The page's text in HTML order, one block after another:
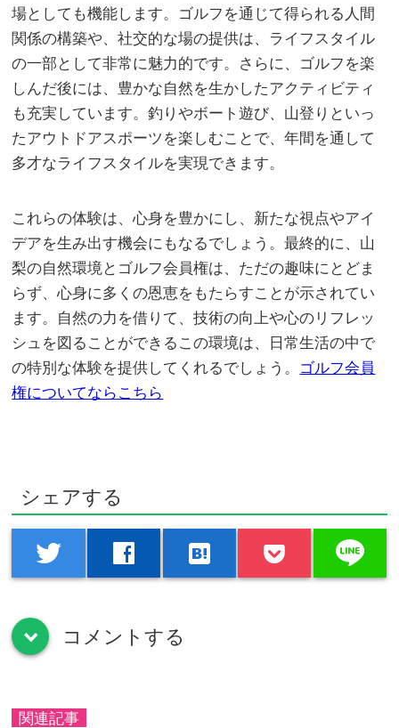
場としても機能します。ゴルフを通じて得られる人間
関係の構築や、社交的な場の提供は、ライフスタイル
の一部として非常に魅力的です。さらに、ゴルフを楽
しんだ後には、豊かな自然を生かしたアクティビティ
も充実しています。釣りやボート遊び、山登りといっ
たアウトドアスポーツを楽しむことで、年間を通して
多才なライフスタイルを実現できます。
これらの体験は、心身を豊かにし、新たな視点やアイ
デアを生み出す機会にもなるでしょう。最終的に、山
梨の自然環境とゴルフ会員権は、ただの趣味にとどま
らず、心身に多くの恩恵をもたらすことが示されてい
ます。自然の力を借りて、技術の向上や心のリフレッ
シュを図ることができるこの環境は、日常生活の中で
の特別な体験を提供してくれるでしょう。 ゴルフ会員
権についてならこちら
シェアする
twitter facebook hatenabookmark line
down コメントする
関連記事